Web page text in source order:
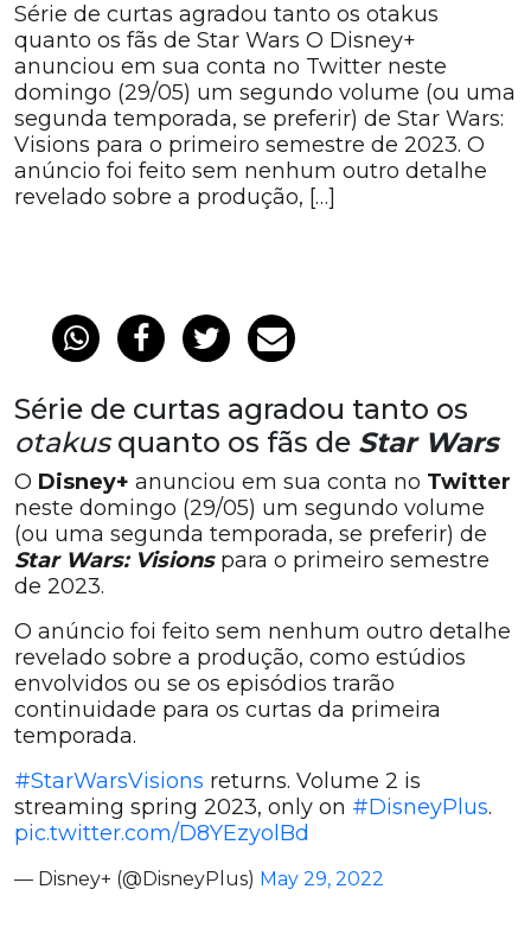
Série de curtas agradou tanto os otakus
quanto os fãs de Star Wars O Disney+
anunciou em sua conta no Twitter neste
domingo (29/05) um segundo volume (ou uma
segunda temporada, se preferir) de Star Wars:
Visions para o primeiro semestre de 2023. O
anúncio foi feito sem nenhum outro detalhe
revelado sobre a produção, […]
Série de curtas agradou tanto os
otakusquanto os fãs de Star Wars
O Disney+ anunciou em sua conta no Twitter
neste domingo (29/05) um segundo volume
(ou uma segunda temporada, se preferir) de
Star Wars: Visionspara o primeiro semestre
de 2023.
O anúncio foi feito sem nenhum outro detalhe
revelado sobre a produção, como estúdios
envolvidos ou se os episódios trarão
continuidade para os curtas da primeira
temporada.
#StarWarsVisions returns. Volume 2 is
streaming spring 2023, only on #DisneyPlus.
pic.twitter.com/D8YEzyolBd
— Disney+ (@DisneyPlus) May 29, 2022